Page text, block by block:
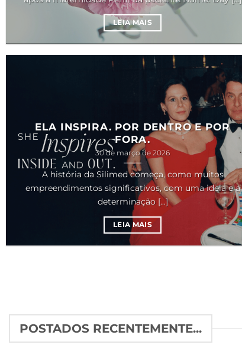
LEIA MAIS
ELA INSPIRA. POR DENTRO E POR
FORA.
30 de março de 2026
A história da Silimed começa, como muitos
empreendimentos significativos, com uma ideia e a
determinação [...]
LEIA MAIS
POSTADOS RECENTEMENTE...